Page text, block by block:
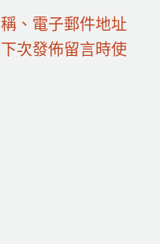
、電子郵件地址
次發佈留言時使